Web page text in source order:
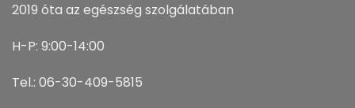
2019 óta az egészség szolgálatában
H-P: 9:00-14:00
Tel.: 06-30-409-5815